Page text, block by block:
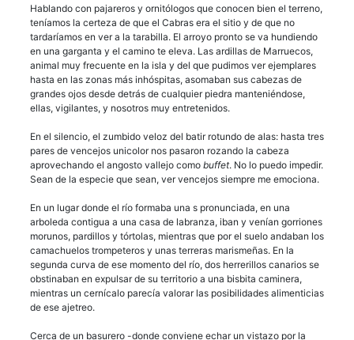
Hablando con pajareros y ornitólogos que conocen bien el terreno,
teníamos la certeza de que el Cabras era el sitio y de que no
tardaríamos en ver a la tarabilla. El arroyo pronto se va hundiendo
en una garganta y el camino te eleva. Las ardillas de Marruecos,
animal muy frecuente en la isla y del que pudimos ver ejemplares
hasta en las zonas más inhóspitas, asomaban sus cabezas de
grandes ojos desde detrás de cualquier piedra manteniéndose,
ellas, vigilantes, y nosotros muy entretenidos.
En el silencio, el zumbido veloz del batir rotundo de alas: hasta tres
pares de vencejos unicolor nos pasaron rozando la cabeza
aprovechando el angosto vallejo como buffet. No lo puedo impedir.
Sean de la especie que sean, ver vencejos siempre me emociona.
En un lugar donde el río formaba una s pronunciada, en una
arboleda contigua a una casa de labranza, iban y venían gorriones
morunos, pardillos y tórtolas, mientras que por el suelo andaban los
camachuelos trompeteros y unas terreras marismeñas. En la
segunda curva de ese momento del río, dos herrerillos canarios se
obstinaban en expulsar de su territorio a una bisbita caminera,
mientras un cernícalo parecía valorar las posibilidades alimenticias
de ese ajetreo.
Cerca de un basurero -donde conviene echar un vistazo por la